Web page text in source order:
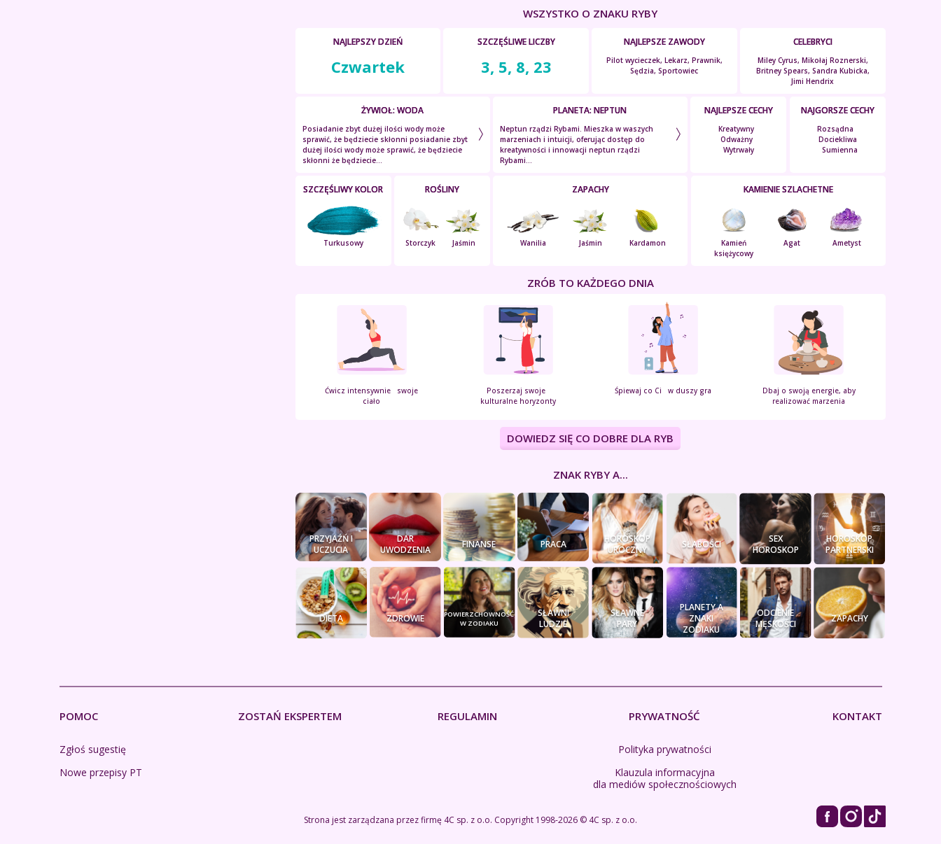
WSZYSTKO O ZNAKU RYBY
NAJLEPSZY DZIEŃ
Czwartek
SZCZĘŚLIWE LICZBY
3, 5, 8, 23
NAJLEPSZE ZAWODY
Pilot wycieczek, Lekarz, Prawnik,
Sędzia, Sportowiec
CELEBRYCI
Miley Cyrus, Mikołaj Roznerski,
Britney Spears, Sandra Kubicka,
Jimi Hendrix
ŻYWIOŁ: WODA
Posiadanie zbyt dużej ilości wody może
sprawić, że będziecie skłonni posiadanie zbyt
dużej ilości wody może sprawić, że będziecie
skłonni że będziecie...
PLANETA: NEPTUN
Neptun rządzi Rybami. Mieszka w waszych
marzeniach i intuicji, oferując dostęp do
kreatywności i innowacji neptun rządzi
Rybami...
NAJLEPSZE CECHY
Kreatywny
Odważny
Wytrwały
NAJGORSZE CECHY
Rozsądna
Dociekliwa
Sumienna
SZCZĘŚLIWY KOLOR
Turkusowy
ROŚLINY
Storczyk Jaśmin
ZAPACHY
Wanilia Jaśmin Kardamon
KAMIENIE SZLACHETNE
Kamień
księżycowy
Agat Ametyst
ZRÓB TO KAŻDEGO DNIA
Ćwicz intensywnie swoje
ciało
Poszerzaj swoje
kulturalne horyzonty
Śpiewaj co Ci w duszy gra
Dbaj o swoją energie, aby
realizować marzenia
DOWIEDZ SIĘ CO DOBRE DLA RYB
ZNAK RYBY A...
PRZYJAŹŃ I
UCZUCIA
DAR
UWODZENIA
FINANSE PRACA
HOROSKOP
UROCZNY
SŁABOŚCI
SEX
HOROSKOP
HOROSKOP
PARTNERSKI
DIETA ZDROWIE
POWIERZCHOWNOŚĆ
W ZODIAKU
SŁAWNI
LUDZIE
SŁAWNE
PARY
PLANETY A
ZNAKI
ZODIAKU
ODCIENIE
MĘSKOŚCI
ZAPACHY
POMOC
Zgłoś sugestię
Nowe przepisy PT
ZOSTAŃ EKSPERTEM REGULAMIN PRYWATNOŚĆ
Polityka prywatności
Klauzula informacyjna
dla mediów społecznościowych
KONTAKT
Strona jest zarządzana przez firmę 4C sp. z o.o. Copyright 1998-2026 © 4C sp. z o.o.